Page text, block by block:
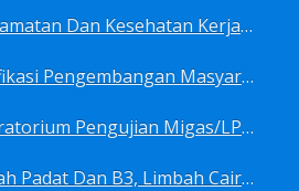
Sertifikasi Keselamatan Dan Kesehatan Kerja BNSP
Sertifikasi Kualifikasi Pengembangan Masyarakat BNSP
Sertifikasi Laboratorium Pengujian Migas/LPM BNSP
Sertifikasi Limbah Padat Dan B3, Limbah Cair BNSP